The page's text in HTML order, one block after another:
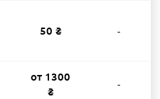
50 ₴ -
от 1300
₴
-